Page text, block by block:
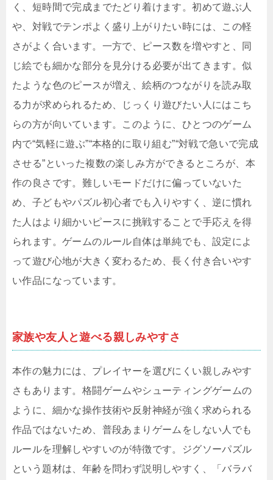
く、短時間で完成までたどり着けます。初めて遊ぶ人
や、対戦でテンポよく盛り上がりたい時には、この軽
さがよく合います。一方で、ピース数を増やすと、同
じ絵でも細かな部分を見分ける必要が出てきます。似
たような色のピースが増え、絵柄のつながりを読み取
る力が求められるため、じっくり遊びたい人にはこち
らの方が向いています。このように、ひとつのゲーム
内で“気軽に遊ぶ”“本格的に取り組む”“対戦で急いで完成
させる”といった複数の楽しみ方ができるところが、本
作の良さです。難しいモードだけに偏っていないた
め、子どもやパズル初心者でも入りやすく、逆に慣れ
た人はより細かいピースに挑戦することで手応えを得
られます。ゲームのルール自体は単純でも、設定によ
って遊び心地が大きく変わるため、長く付き合いやす
い作品になっています。
家族や友人と遊べる親しみやすさ
本作の魅力には、プレイヤーを選びにくい親しみやす
さもあります。格闘ゲームやシューティングゲームの
ように、細かな操作技術や反射神経が強く求められる
作品ではないため、普段あまりゲームをしない人でも
ルールを理解しやすいのが特徴です。ジグソーパズル
という題材は、年齢を問わず説明しやすく、「バラバ